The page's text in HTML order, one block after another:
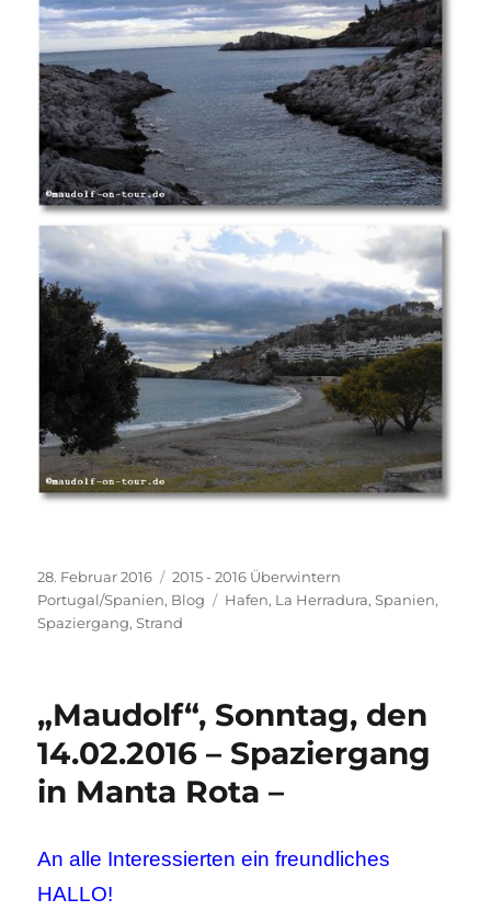
Veröffentlicht
am
28. Februar 2016 Kategorien
2015 - 2016 Überwintern
Portugal/Spanien, Blog Schlagwörter
Hafen, La Herradura,Spanien,
Spaziergang,Strand
„Maudolf“, Sonntag, den
14.02.2016 – Spaziergang
in Manta Rota –
An alle Interessierten ein freundliches
HALLO!